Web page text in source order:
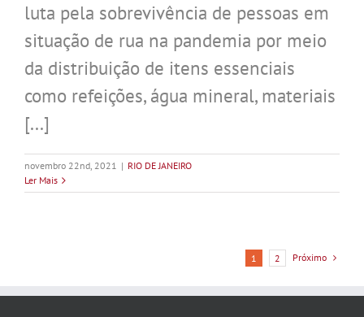
luta pela sobrevivência de pessoas em
situação de rua na pandemia por meio
da distribuição de itens essenciais
como refeições, água mineral, materiais
[...]
novembro 22nd, 2021 | RIO DE JANEIRO
Ler Mais
1 2 Próximo